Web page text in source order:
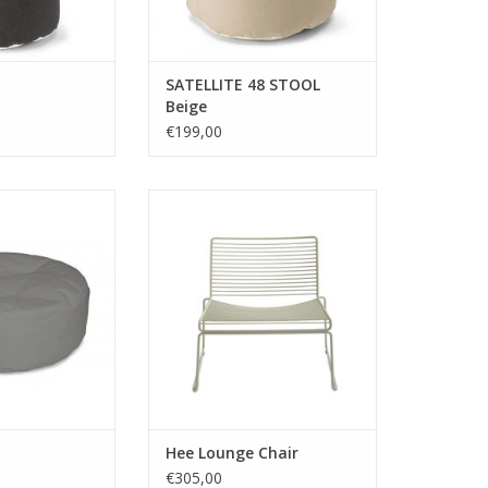
Couleurs disponibles: graphite,
chine
SATELLITE 48 STOOL
Beige
€199,00
l'extérieur.
avec du savon
graphite,
Matière: Acier
Dimensions: W72 D67 H37 /
67cm.
Couleur: Blanc
Hee Lounge Chair
€305,00